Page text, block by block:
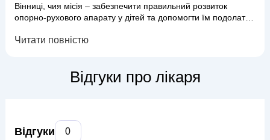
Вінниці, чия місія – забезпечити правильний розвиток
опорно-рухового апарату у дітей та допомогти їм подолати
вроджених і набутих деформацій, а також наслідків травм у
плоскостопості, с...
Читати повністю
Відгуки про лікаря
Відгуки 0